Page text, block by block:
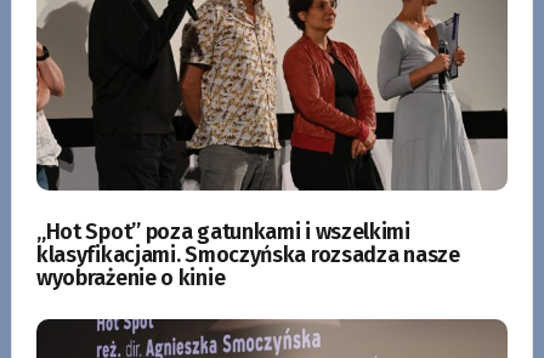
„Hot Spot” poza gatunkami i wszelkimi
klasyfikacjami. Smoczyńska rozsadza nasze
wyobrażenie o kinie